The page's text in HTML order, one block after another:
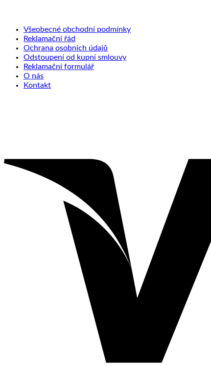
Všeobecné obchodní podmínky
Reklamační řád
Ochrana osobních údajů
Odstoupení od kupní smlouvy
Reklamační formulář
O nás
Kontakt